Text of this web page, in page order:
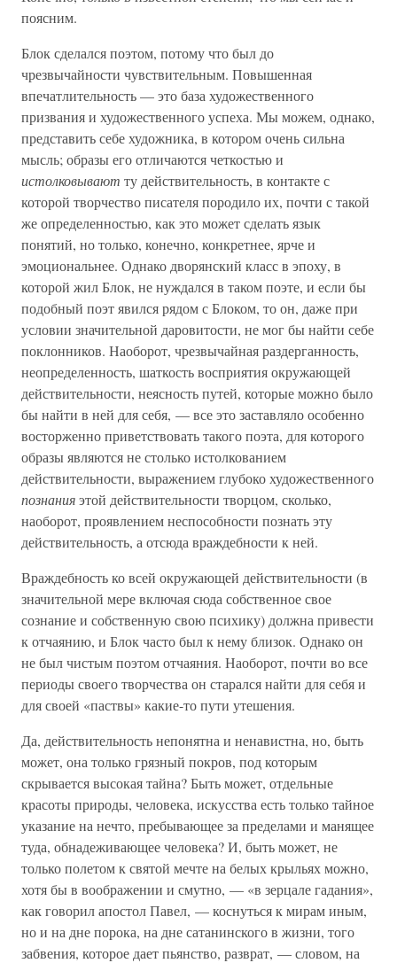
поясним.
Блок сделался поэтом, потому что был до
чрезвычайности чувствительным. Повышенная
впечатлительность — это база художественного
призвания и художественного успеха. Мы можем, однако,
представить себе художника, в котором очень сильна
мысль; образы его отличаются четкостью и
истолковывают ту действительность, в контакте с
которой творчество писателя породило их, почти с такой
же определенностью, как это может сделать язык
понятий, но только, конечно, конкретнее, ярче и
эмоциональнее. Однако дворянский класс в эпоху, в
которой жил Блок, не нуждался в таком поэте, и если бы
подобный поэт явился рядом с Блоком, то он, даже при
условии значительной даровитости, не мог бы найти себе
поклонников. Наоборот, чрезвычайная раздерганность,
неопределенность, шаткость восприятия окружающей
действительности, неясность путей, которые можно было
бы найти в ней для себя, — все это заставляло особенно
восторженно приветствовать такого поэта, для которого
образы являются не столько истолкованием
действительности, выражением глубоко художественного
познанияэтой действительности творцом, сколько,
наоборот, проявлением неспособности познать эту
действительность, а отсюда враждебности к ней.
Враждебность ко всей окружающей действительности (в
значительной мере включая сюда собственное свое
сознание и собственную свою психику) должна привести
к отчаянию, и Блок часто был к нему близок. Однако он
не был чистым поэтом отчаяния. Наоборот, почти во все
периоды своего творчества он старался найти для себя и
для своей «паствы» какие-то пути утешения.
Да, действительность непонятна и ненавистна, но, быть
может, она только грязный покров, под которым
скрывается высокая тайна? Быть может, отдельные
красоты природы, человека, искусства есть только тайное
указание на нечто, пребывающее за пределами и манящее
туда, обнадеживающее человека? И, быть может, не
только полетом к святой мечте на белых крыльях можно,
хотя бы в воображении и смутно, — «в зерцале гадания»,
как говорил апостол Павел, — коснуться к мирам иным,
но и на дне порока, на дне сатанинского в жизни, того
забвения, которое дает пьянство, разврат, — словом, на